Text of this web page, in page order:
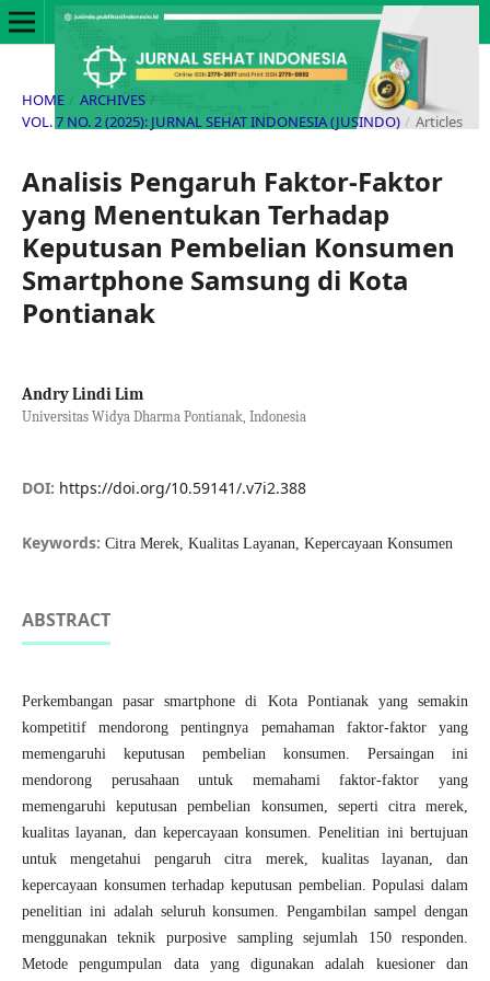
HOME / ARCHIVES /
VOL. 7 NO. 2 (2025): JURNAL SEHAT INDONESIA (JUSINDO) / Articles
Analisis Pengaruh Faktor-Faktor
yang Menentukan Terhadap
Keputusan Pembelian Konsumen
Smartphone Samsung di Kota
Pontianak
Andry Lindi Lim
Universitas Widya Dharma Pontianak, Indonesia
DOI: https://doi.org/10.59141/.v7i2.388
Keywords: Citra Merek, Kualitas Layanan, Kepercayaan Konsumen
ABSTRACT
Perkembangan pasar smartphone di Kota Pontianak yang semakin
kompetitif mendorong pentingnya pemahaman faktor-faktor yang
memengaruhi keputusan pembelian konsumen. Persaingan ini
mendorong perusahaan untuk memahami faktor-faktor yang
memengaruhi keputusan pembelian konsumen, seperti citra merek,
kualitas layanan, dan kepercayaan konsumen. Penelitian ini bertujuan
untuk mengetahui pengaruh citra merek, kualitas layanan, dan
kepercayaan konsumen terhadap keputusan pembelian. Populasi dalam
penelitian ini adalah seluruh konsumen. Pengambilan sampel dengan
menggunakan teknik purposive sampling sejumlah 150 responden.
Metode pengumpulan data yang digunakan adalah kuesioner dan